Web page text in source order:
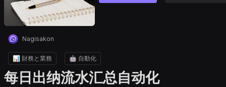
Nagisakon
📊 財務と業務 🤖 自動化
每日出纳流水汇总自动化